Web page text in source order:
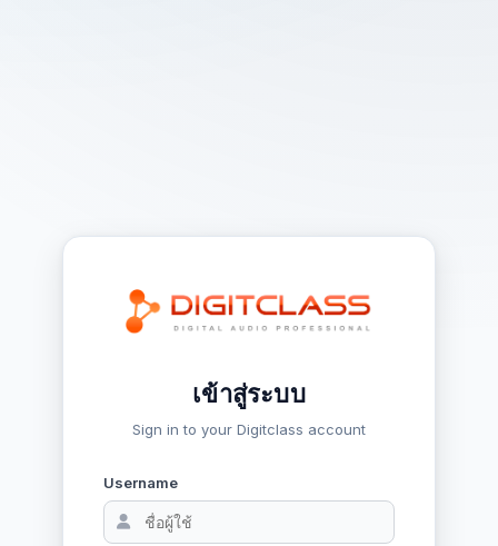
เข้าสู่ระบบ
Sign in to your Digitclass account
Username